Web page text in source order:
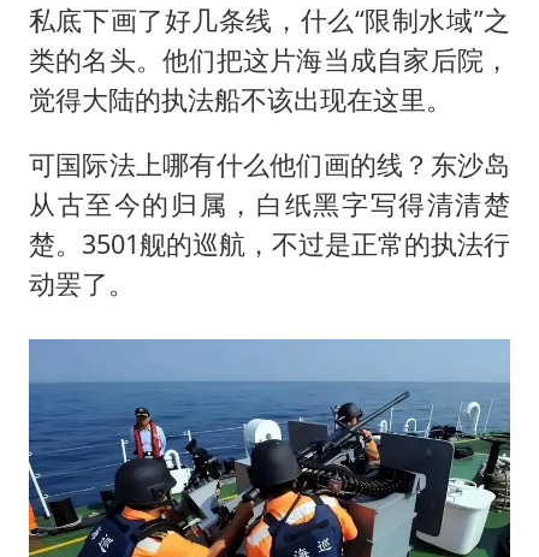
私底下画了好几条线，什么“限制水域”之
类的名头。他们把这片海当成自家后院，
觉得大陆的执法船不该出现在这里。
可国际法上哪有什么他们画的线？东沙岛
从古至今的归属，白纸黑字写得清清楚
楚。3501舰的巡航，不过是正常的执法行
动罢了。